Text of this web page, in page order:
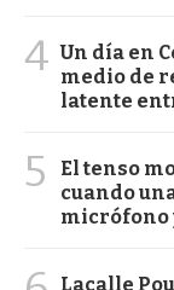
4 Un día en
medio de
latente
5
El tenso
cuando
micrófono
Lacalle